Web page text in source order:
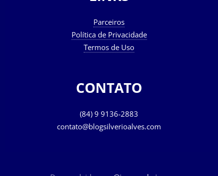
Parceiros
Política de Privacidade
Termos de Uso
CONTATO
(84) 9 9136-2883
contato@blogsilverioalves.com